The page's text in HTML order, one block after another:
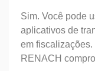
Sim. Você pode
aplicativos de
em
RENACH